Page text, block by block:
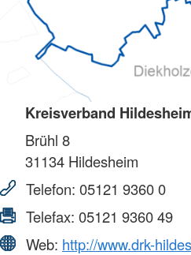
Kreisverband
Brühl 8
31134 Hildesheim
Telefon: 05121 9360 0
Telefax: 05121 9360 49
Web: http://www.drk-